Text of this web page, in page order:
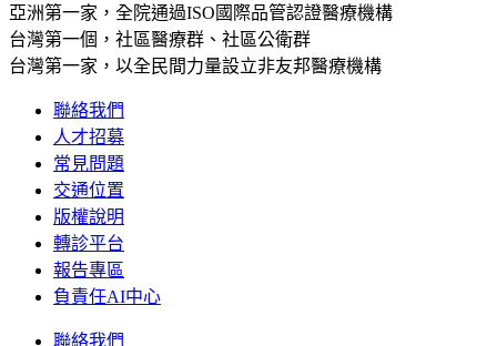
亞洲第一家，全院通過ISO國際品管認證醫療機構
台灣第一個，社區醫療群、社區公衛群
台灣第一家，以全民間力量設立非友邦醫療機構
聯絡我們
人才招募
常見問題
交通位置
版權說明
轉診平台
報告專區
負責任AI中心
聯絡我們